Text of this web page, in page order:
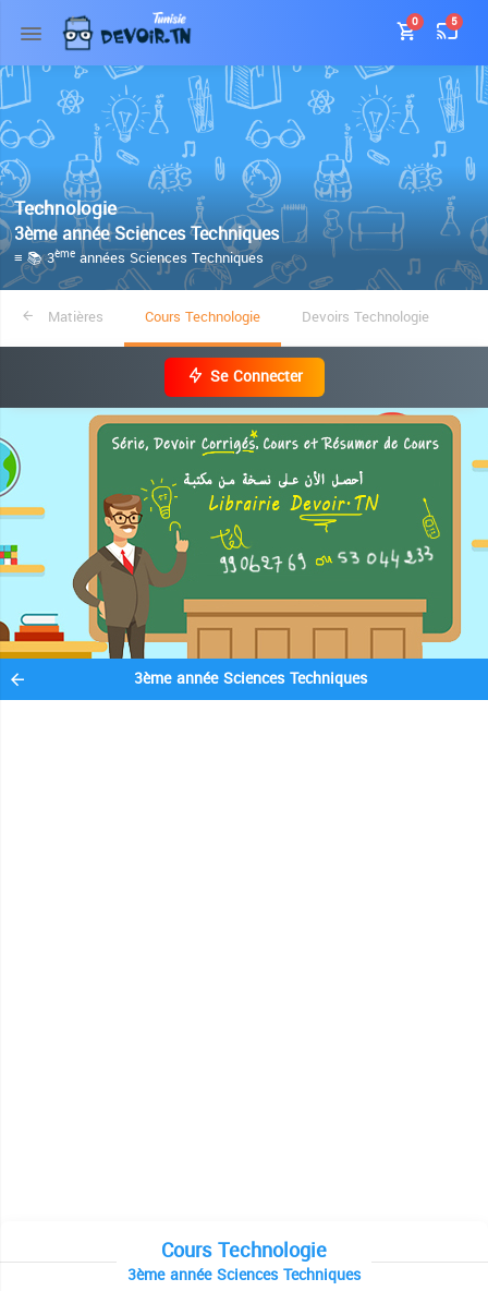
0 5
Technologie
3ème année Sciences Techniques
≡ 📚 3ème années Sciences Techniques
Matières Cours Technologie Devoirs Technologie
Se Connecter
3ème année Sciences Techniques
Cours Technologie
3ème année Sciences Techniques